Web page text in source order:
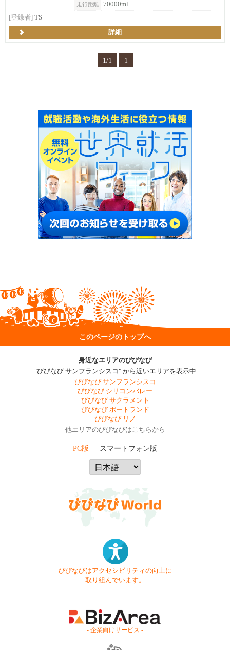
走行距離
70000ml
[登録者] TS
詳細
1/1 1
このページのトップへ
身近なエリアのびびなび
"びびなび サンフランシスコ" から近いエリアを表示中
びびなび サンフランシスコ
びびなび シリコンバレー
びびなび サクラメント
びびなび ポートランド
びびなび リノ
他エリアのびびなびはこちらから
PC版 スマートフォン版
びびなびはアクセシビリティの向上に
取り組んでいます。
- 企業向けサービス -